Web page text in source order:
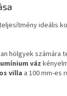
ideális
hölgyek számára
váz
villa a 100 mm-